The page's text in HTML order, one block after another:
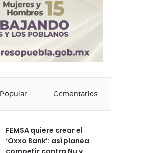
Popular Comentarios
FEMSA quiere crear el
‘Oxxo Bank’: así planea